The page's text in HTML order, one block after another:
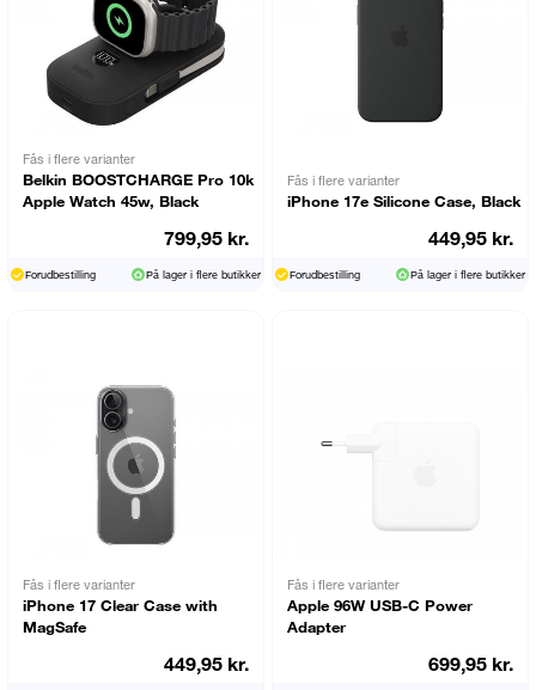
Fås i flere varianter
Belkin BOOSTCHARGE Pro 10k
Apple Watch 45w, Black
799,95 kr.
Forudbestilling På lager i flere butikker
Fås i flere varianter
iPhone 17e Silicone Case, Black
449,95 kr.
Forudbestilling På lager i flere butikker
Fås i flere varianter
iPhone 17 Clear Case with
MagSafe
449,95 kr.
Fås i flere varianter
Apple 96W USB-C Power
Adapter
699,95 kr.